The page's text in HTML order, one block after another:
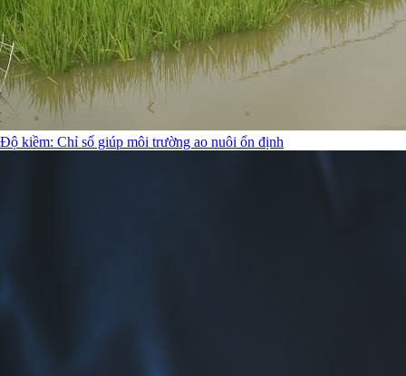
Độ kiềm: Chỉ số giúp môi trường ao nuôi ổn định